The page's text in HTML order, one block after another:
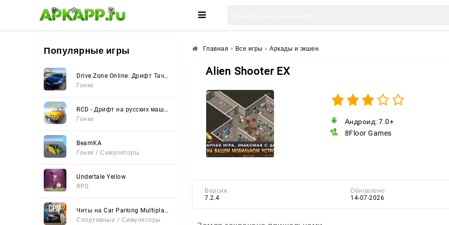
🌸 🌼 🌺
Популярные игры
Drive Zone Online: Дрифт Тачки
Гонки
RCD - Дрифт на русских машинах
Гонки
BeamKA
Гонки / Симуляторы
Undertale Yellow
RPG
Читы на Car Parking Multiplayer 2 (Все открыто, Мод-Меню)
Спортивные / Симуляторы
Главная » Все игры » Аркады и экшен
Alien Shooter EX
Андроид: 7.0+
8Floor Games
Версия
7.2.4
Обновлено
14-07-2026